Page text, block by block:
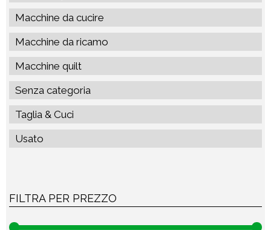
Macchine da cucire
Macchine da ricamo
Macchine quilt
Senza categoria
Taglia & Cuci
Usato
FILTRA PER PREZZO